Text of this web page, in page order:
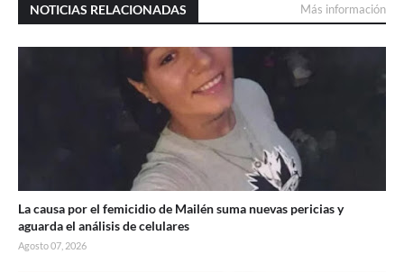
NOTICIAS RELACIONADAS Más información
La causa por el femicidio de Mailén suma nuevas pericias y
aguarda el análisis de celulares
Agosto 07, 2026